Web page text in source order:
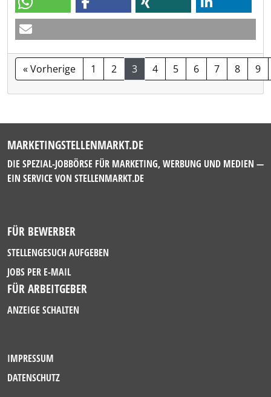
« Vorherige 1 2 3 4 5 6 7 8 9
MARKETINGSTELLENMARKT.DE
DIE SPEZIAL-JOBBÖRSE FÜR MARKETING, WERBUNG UND MEDIEN —
EIN SERVICE VON STELLENMARKT.DE
FÜR BEWERBER
STELLENGESUCH AUFGEBEN
JOBS PER E-MAIL
FÜR ARBEITGEBER
ANZEIGE SCHALTEN
IMPRESSUM
DATENSCHUTZ